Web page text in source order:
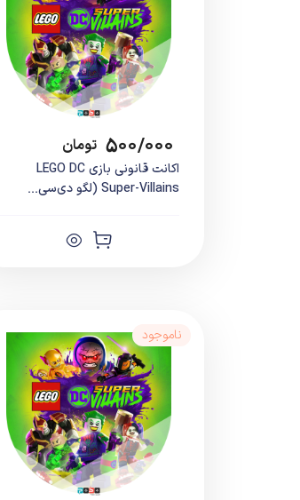
۵۰۰/۰۰۰ تومان
اکانت قانونی بازی LEGO DC
Super-Villains (لگو دی‌سی...
ناموجود